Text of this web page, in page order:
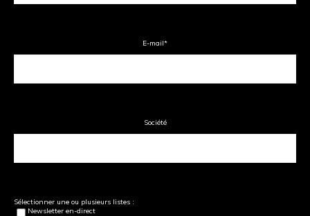
E-mail*
Société
Sélectionner une ou plusieurs listes :
Newsletter en-direct